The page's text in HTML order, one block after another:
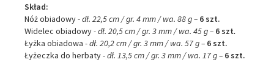
Skład:
Nóż obiadowy- dł. 22,5 cm / gr. 4 mm / wa. 88 g – 6 szt.
Widelec obiadowy- dł. 20,5 cm / gr. 3 mm / wa. 45 g – 6 szt.
Łyżka obiadowa - dł. 20,2 cm / gr. 3 mm / wa. 57 g – 6 szt.
Łyżeczka do herbaty- dł. 13,5 cm / gr. 3 mm / wa. 17 g – 6 szt.